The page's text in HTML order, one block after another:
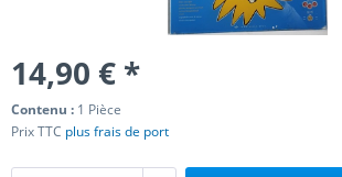
14,90 € *
Contenu : 1 Pièce
Prix TTC plus frais de port